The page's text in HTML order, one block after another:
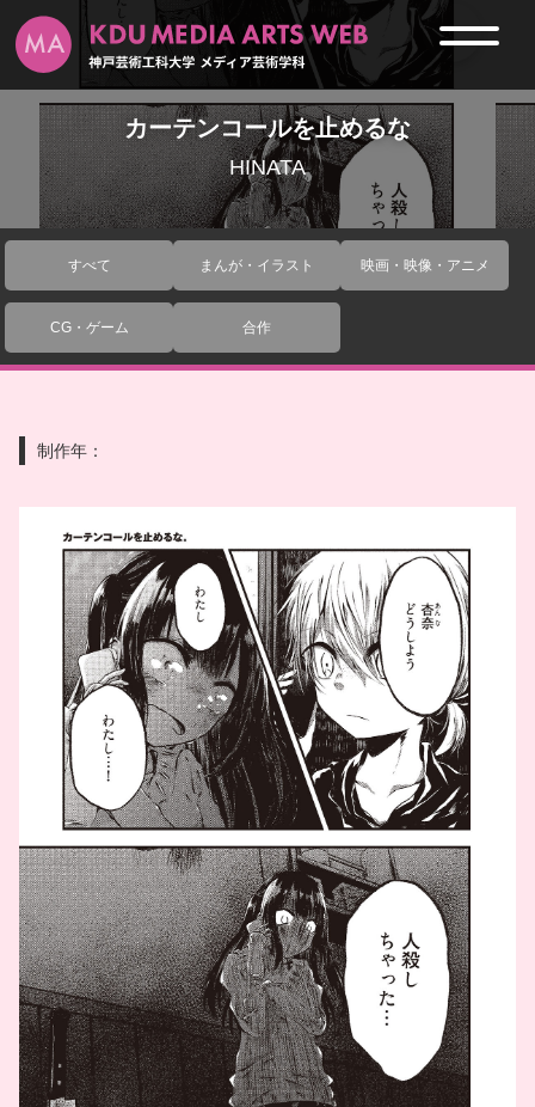
カーテンコールを止めるな
HINATA
すべて まんが・イラスト 映画・映像・アニメ
CG・ゲーム 合作
制作年：